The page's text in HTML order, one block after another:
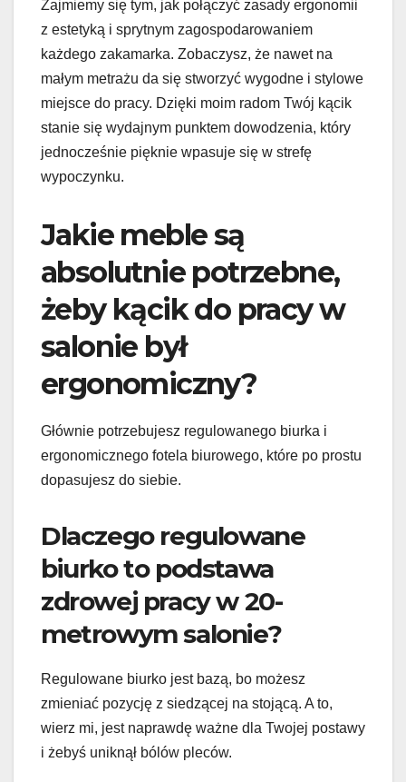
Zajmiemy się tym, jak połączyć zasady ergonomii
z estetyką i sprytnym zagospodarowaniem
każdego zakamarka. Zobaczysz, że nawet na
małym metrażu da się stworzyć wygodne i stylowe
miejsce do pracy. Dzięki moim radom Twój kącik
stanie się wydajnym punktem dowodzenia, który
jednocześnie pięknie wpasuje się w strefę
wypoczynku.
Jakie meble są
absolutnie potrzebne,
żeby kącik do pracy w
salonie był
ergonomiczny?
Głównie potrzebujesz regulowanego biurka i
ergonomicznego fotela biurowego, które po prostu
dopasujesz do siebie.
Dlaczego regulowane
biurko to podstawa
zdrowej pracy w 20-
metrowym salonie?
Regulowane biurko jest bazą, bo możesz
zmieniać pozycję z siedzącej na stojącą. A to,
wierz mi, jest naprawdę ważne dla Twojej postawy
i żebyś uniknął bólów pleców.